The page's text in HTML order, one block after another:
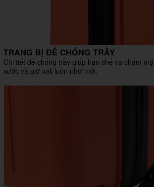
TRANG BỊ ĐẾ CHỐNG TRẦY
Chi tiết đế chống trầy giúp hạn chế va chạm
xước và giữ vali luôn như mới.